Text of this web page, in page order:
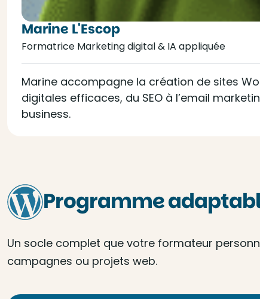
Marine L'Escop
Formatrice Marketing digital & IA appliquée
Marine accompagne la création de sites
digitales efficaces, du SEO à l’email
business.
Programme
Un socle complet que votre formateur
campagnes ou projets web.